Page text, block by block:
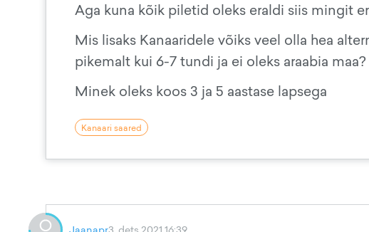
Aga kuna kõik piletid oleks eraldi siis mingit
Mis lisaks Kanaaridele võiks veel olla hea
pikemalt kui 6-7 tundi ja ei oleks araabia
Minek oleks koos 3 ja 5 aastase lapsega
Kanaari saared